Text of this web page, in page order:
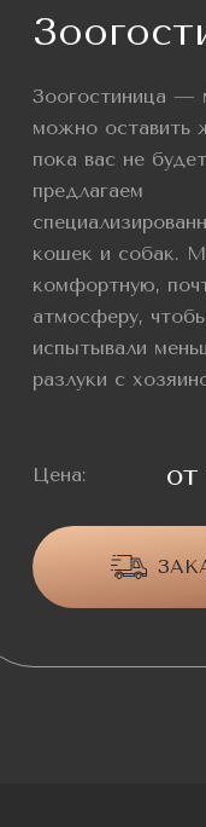
Зоогостиница —
можно оставить
пока вас не
предлагаем
кошек и собак.
комфортную,
атмосферу,
испытывали
разлуки с
Цена: от